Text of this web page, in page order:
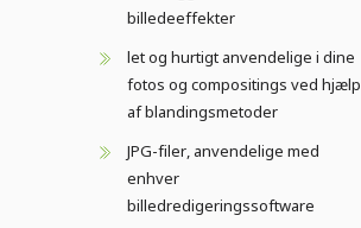
billedeeffekter
let og hurtigt anvendelige i dine
fotos og compositings ved hjælp
af blandingsmetoder
JPG-filer, anvendelige med
enhver
billedredigeringssoftware